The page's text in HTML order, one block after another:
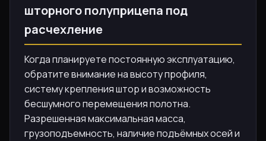
шторного полуприцепа под
расчехление
Когда планируете постоянную эксплуатацию,
обратите внимание на высоту профиля,
систему крепления штор и возможность
бесшумного перемещения полотна.
Разрешенная максимальная масса,
грузоподъемность, наличие подъёмных осей и